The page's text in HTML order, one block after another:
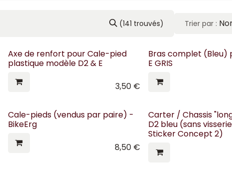
(141 trouvés) Trier par :
Axe de renfort pour Cale-pied
plastique modèle D2 & E
3,50 €
Bras complet (Bleu)
E GRIS
Cale-pieds (vendus par paire) -
BikeErg
8,50 €
Carter / Chassis
D2 bleu (sans
Sticker Concept 2)